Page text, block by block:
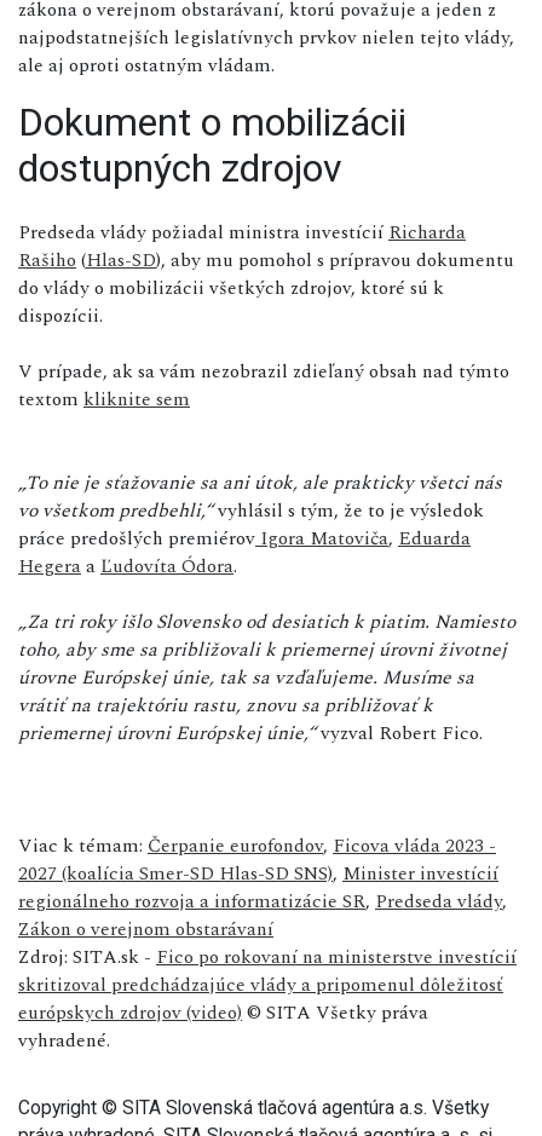
zákona o verejnom obstarávaní, ktorú považuje a jeden z
najpodstatnejších legislatívnych prvkov nielen tejto vlády,
ale aj oproti ostatným vládam.
Dokument o mobilizácii
dostupných zdrojov
Predseda vlády požiadal ministra investícií Richarda
Rašiho (Hlas-SD), aby mu pomohol s prípravou dokumentu
do vlády o mobilizácii všetkých zdrojov, ktoré sú k
dispozícii.
V prípade, ak sa vám nezobrazil zdieľaný obsah nad týmto
textom kliknite sem
„To nie je sťažovanie sa ani útok, ale prakticky všetci nás
vo všetkom predbehli,“vyhlásil s tým, že to je výsledok
práce predošlých premiérov Igora Matoviča, Eduarda
Hegeraa Ľudovíta Ódora.
„Za tri roky išlo Slovensko od desiatich k piatim. Namiesto
toho, aby sme sa približovali k priemernej úrovni životnej
úrovne Európskej únie, tak sa vzďaľujeme. Musíme sa
vrátiť na trajektóriu rastu, znovu sa približovať k
priemernej úrovni Európskej únie,“vyzval Robert Fico.
Viac k témam: Čerpanie eurofondov, Ficova vláda 2023 -
2027 (koalícia Smer-SD Hlas-SD SNS), Minister investícií
regionálneho rozvoja a informatizácie SR, Predseda vlády,
Zákon o verejnom obstarávaní
Zdroj: SITA.sk - Fico po rokovaní na ministerstve investícií
skritizoval predchádzajúce vlády a pripomenul dôležitosť
európskych zdrojov (video) © SITA Všetky práva
vyhradené.
Copyright © SITA Slovenská tlačová agentúra a.s. Všetky